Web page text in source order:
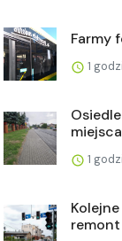
Farmy
1
1
remont